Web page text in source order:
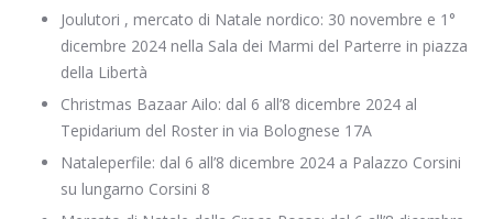
Joulutori , mercato di Natale nordico: 30 novembre e 1°
dicembre 2024 nella Sala dei Marmi del Parterre in piazza
della Libertà
Christmas Bazaar Ailo: dal 6 all’8 dicembre 2024 al
Tepidarium del Roster in via Bolognese 17A
Nataleperfile: dal 6 all’8 dicembre 2024 a Palazzo Corsini
su lungarno Corsini 8